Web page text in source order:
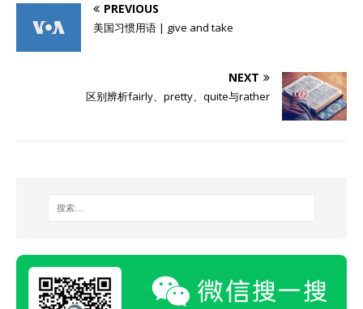
PREVIOUS
美国习惯用语 | give and take
NEXT
区别辨析fairly、pretty、quite与rather